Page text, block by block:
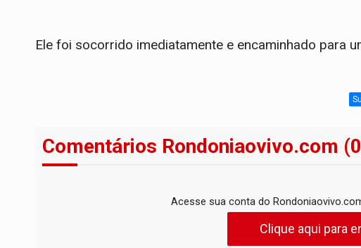
Ele foi socorrido imediatamente e encaminhado para
Comentários Rondoniaovivo.com
Acesse sua conta do
Clique aqui para